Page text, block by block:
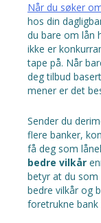
Når du søker
hos din
du bare om lån
ikke er
tape på. Når
deg tilbud
mener er det
Sender du
flere banker,
få deg som
bedre vilkår
betyr at du som
bedre vilkår og
foretrukne